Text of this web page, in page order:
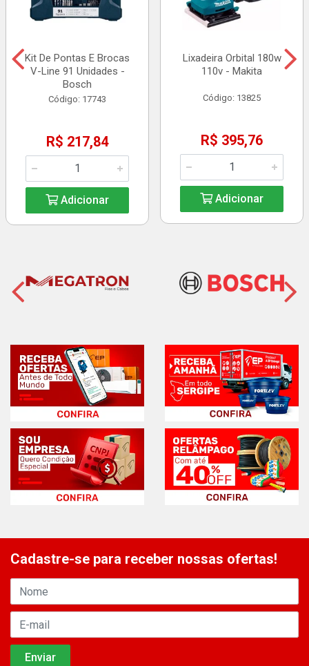
Kit De Pontas E Brocas
V-Line 91 Unidades -
Bosch
Código: 17743
R$ 217,84
Adicionar
Lixadeira Orbital 180w
110v - Makita
Código: 13825
R$ 395,76
Adicionar
Cadastre-se para receber nossas ofertas!